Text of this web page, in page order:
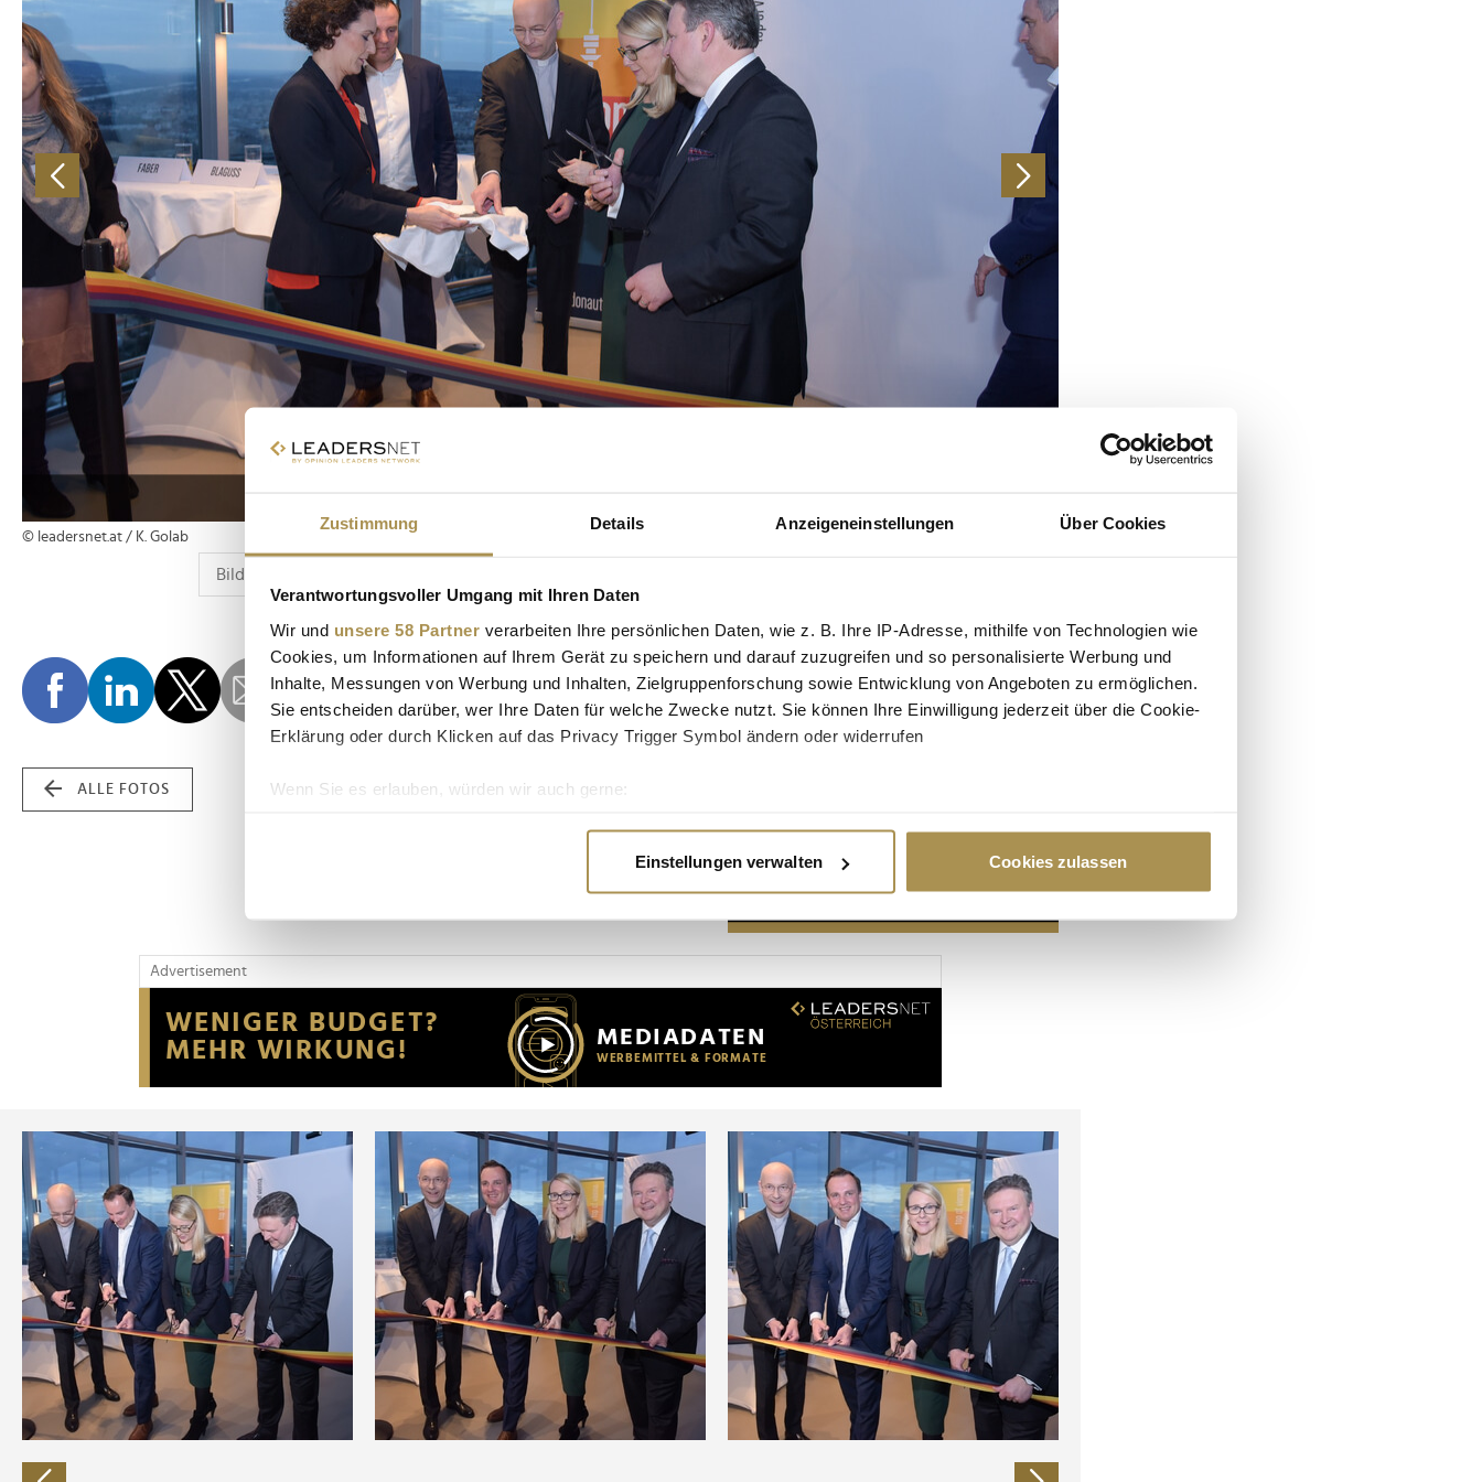
Zustimmung Details Anzeigeneinstellungen Über Cookies
Verantwortungsvoller Umgang mit Ihren Daten
Wir und unsere 58 Partner verarbeiten Ihre persönlichen Daten, wie z. B. Ihre IP-Adresse, mithilfe von Technologien wie
Cookies, um Informationen auf Ihrem Gerät zu speichern und darauf zuzugreifen und so personalisierte Werbung und
Inhalte, Messungen von Werbung und Inhalten, Zielgruppenforschung sowie Entwicklung von Angeboten zu ermöglichen.
Sie entscheiden darüber, wer Ihre Daten für welche Zwecke nutzt. Sie können Ihre Einwilligung jederzeit über die Cookie-
Erklärung oder durch Klicken auf das Privacy Trigger Symbol ändern oder widerrufen
Wenn Sie es erlauben, würden wir auch gerne:
Erfahren Sie mehr darüber, wie Ihre persönlichen Daten verarbeitet werden, und legen Sie Ihre Präferenzen im
Wir verwenden Cookies, um Inhalte und Anzeigen zu personalisieren, Funktionen für soziale Medien anbieten zu können
Website an unsere Partner für soziale Medien, Werbung und Analysen weiter. Unsere Partner führen diese Informationen
möglicherweise mit weiteren Daten zusammen, die Sie ihnen bereitgestellt haben oder die sie im Rahmen Ihrer Nutzung
der Dienste gesammelt haben.
Einstellungen verwalten Cookies zulassen
© leadersnet.at / K. Golab
ALLE FOTOS
Advertisement
Advertisement